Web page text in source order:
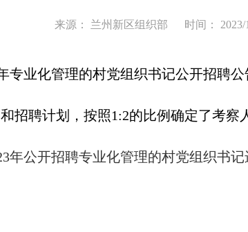
来源： 兰州新区组织部 时间：
业化管理的村党组织书记公开招聘公
招聘计划，按照1:2的比例确定了考察
年公开招聘专业化管理的村党组织书